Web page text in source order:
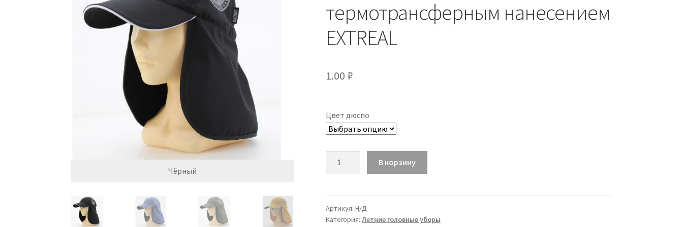
термотрансферным нанесением
EXTREAL
1.00 ₽
Цвет дюспо
и
клинка),
В корзину
Артикул: Н/Д
Категория:Летние головные уборы